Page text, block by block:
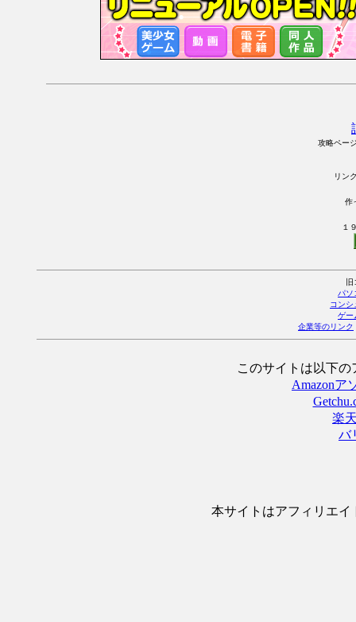
攻略ペー
リン
作
１
パソ
コンシ
ゲー
企業等のリンク
このサイトは以下
Amazonア
楽
バ
本サイトはアフィリエ